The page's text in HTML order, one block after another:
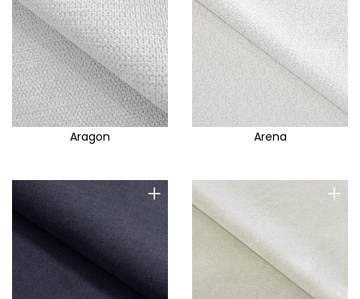
Aragon Arena
+ +